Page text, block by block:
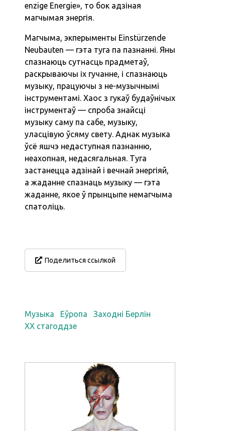
enzige Energie», то бок адзіная
магчымая энергія.
Магчыма, экперыменты Einstürzende
Neubauten — гэта туга па пазнанні. Яны
спазнаюць сутнасць прадметаў,
раскрываючы іх гучанне, і спазнаюць
музыку, працуючы з не-музычнымі
інструментамі. Хаос з гукаў будаўнічых
інструментаў — спроба знайсці
музыку саму па сабе, музыку,
уласцівую ўсяму свету. Аднак музыка
ўсё яшчэ недаступная пазнанню,
неахопная, недасягальная. Туга
застанецца адзінай і вечнай энергіяй,
а жаданне спазнаць музыку — гэта
жаданне, якое ў прынцыпе немагчыма
спатоліць.
Поделиться ссылкой
Музыка Еўропа
Заходні Берлін
XX стагоддзе